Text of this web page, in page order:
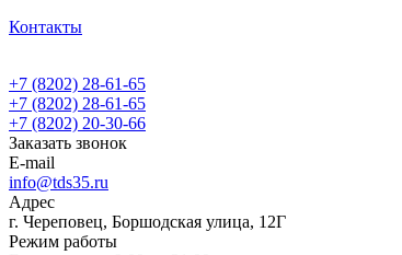
Контакты
+7 (8202) 28‑61-65
+7 (8202) 28‑61-65
+7 (8202) 20‑30-66
Заказать звонок
E-mail
info@tds35.ru
Адрес
г. Череповец, Боршодская улица, 12Г
Режим работы